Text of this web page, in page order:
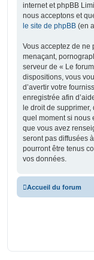
internet et phpBB
nous acceptons et
le site de phpBB (en
Vous acceptez de ne
menaçant,
serveur de « Le
dispositions, vous
d’avertir votre
enregistrée afin
le droit de
quel moment si nous
que vous avez
seront pas diffusées
pourront être tenus
vos données.
Accueil du forum